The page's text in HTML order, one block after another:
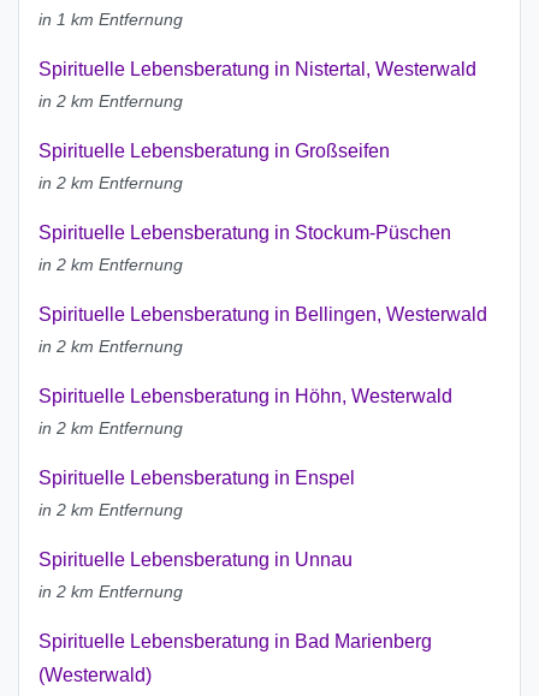
in 1 km Entfernung
Spirituelle Lebensberatung in Nistertal, Westerwald
in 2 km Entfernung
Spirituelle Lebensberatung in Großseifen
in 2 km Entfernung
Spirituelle Lebensberatung in Stockum-Püschen
in 2 km Entfernung
Spirituelle Lebensberatung in Bellingen, Westerwald
in 2 km Entfernung
Spirituelle Lebensberatung in Höhn, Westerwald
in 2 km Entfernung
Spirituelle Lebensberatung in Enspel
in 2 km Entfernung
Spirituelle Lebensberatung in Unnau
in 2 km Entfernung
Spirituelle Lebensberatung in Bad Marienberg
(Westerwald)